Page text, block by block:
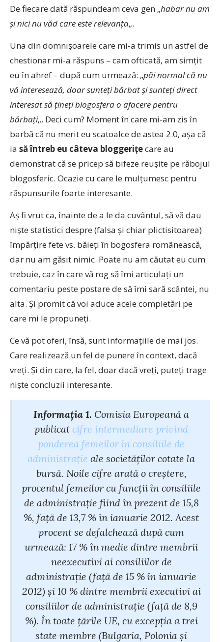
De fiecare dată răspundeam ceva gen „habar nu am
şi nici nu văd care este relevanţa„.
Una din domnişoarele care mi-a trimis un astfel de
chestionar mi-a răspuns – cam ofticată, am simţit
eu în ahref – după cum urmează: „păi normal că nu
vă interesează, doar sunteţi bărbat şi sunteţi direct
interesat să ţineţi blogosfera o afacere pentru
bărbaţi„. Deci cum? Moment în care mi-am zis în
barbă că nu merit eu scatoalce de astea 2.0, aşa că
ia să întreb eu câteva bloggeriţecare au
demonstrat că se pricep să bifeze reuşite pe răbojul
blogosferic. Ocazie cu care le mulţumesc pentru
răspunsurile foarte interesante.
Aş fi vrut ca, înainte de a le da cuvântul, să vă dau
nişte statistici despre (falsa şi chiar plictisitoarea)
împărţire fete vs. băieţi în bogosfera românească,
dar nu am găsit nimic. Poate nu am căutat eu cum
trebuie, caz în care vă rog să îmi articulaţi un
comentariu peste postare de să îmi sară scântei, nu
alta. Şi promit că voi aduce acele completări pe
care mi le propuneţi.
Ce vă pot oferi, însă, sunt informaţiile de mai jos.
Care realizează un fel de punere în context, dacă
vreţi. Şi din care, la fel, doar dacă vreţi, puteţi trage
nişte concluzii interesante.
Informaţia 1. Comisia Europeană a
publicat cifre intermediare privind
ponderea femeilor în consiliile de
administrație ale societăților cotate la
bursă. Noile cifre arată o creștere,
procentul femeilor cu funcții în consiliile
de administrație fiind în prezent de 15,8
%, față de 13,7 % în ianuarie 2012. Acest
procent se defalchează după cum
urmează: 17 % în medie dintre membrii
neexecutivi ai consiliilor de
administrație (față de 15 % în ianuarie
2012) și 10 % dintre membrii executivi ai
consiliilor de administrație (față de 8,9
%). În toate țările UE, cu excepția a trei
state membre (Bulgaria, Polonia și